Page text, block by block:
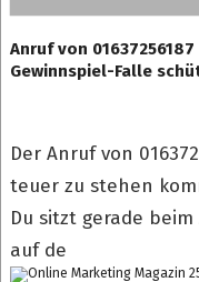
Anruf von
Gewinnspiel-Falle
Der Anruf von
teuer zu stehen
Du sitzt gerade
auf de